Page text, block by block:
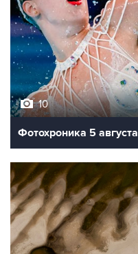
10
Фотохроника 5 августа